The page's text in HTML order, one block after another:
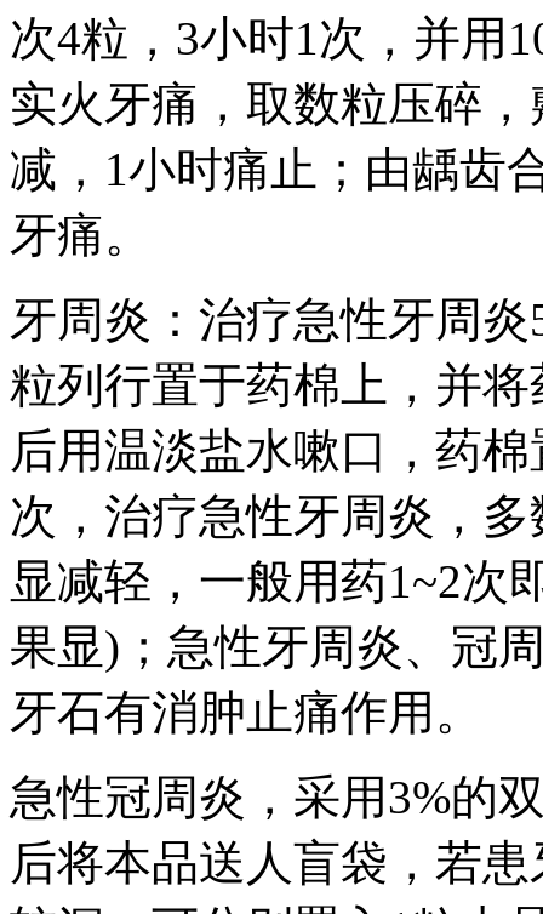
次4粒，3小时1次，并用
实火牙痛，取数粒压碎
减，1小时痛止；由龋齿
牙痛。
牙周炎：治疗急性牙周
粒列行置于药棉上，并
后用温淡盐水嗽口，药
次，治疗急性牙周炎，
显减轻，一般用药1~2次
果显)；急性牙周炎、冠
牙石有消肿止痛作用。
急性冠周炎，采用3%的
后将本品送人盲袋，若